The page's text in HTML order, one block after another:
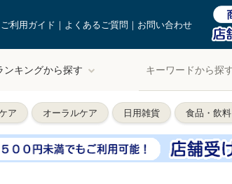
ご利用ガイド よくあるご質問 お問い合わせ
ンキングから探す
ア オーラルケア 日用雑貨 食品・飲料